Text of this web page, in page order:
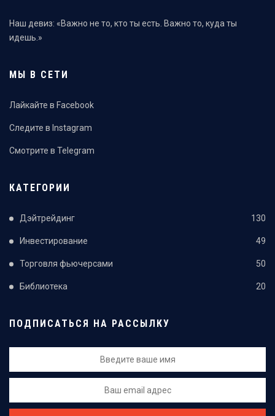
Наш девиз: «Важно не то, кто ты есть. Важно то, куда ты
идешь.»
МЫ В СЕТИ
Лайкайте в Facebook
Следите в Instagram
Смотрите в Telegram
КАТЕГОРИИ
Дэйтрейдинг 130
Инвестирование 49
Торговля фьючерсами 50
Библиотека 20
ПОДПИСАТЬСЯ НА РАССЫЛКУ